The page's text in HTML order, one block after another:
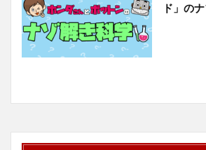
ド」の